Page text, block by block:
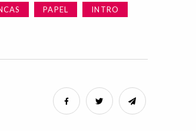
PAPEL
INTRO